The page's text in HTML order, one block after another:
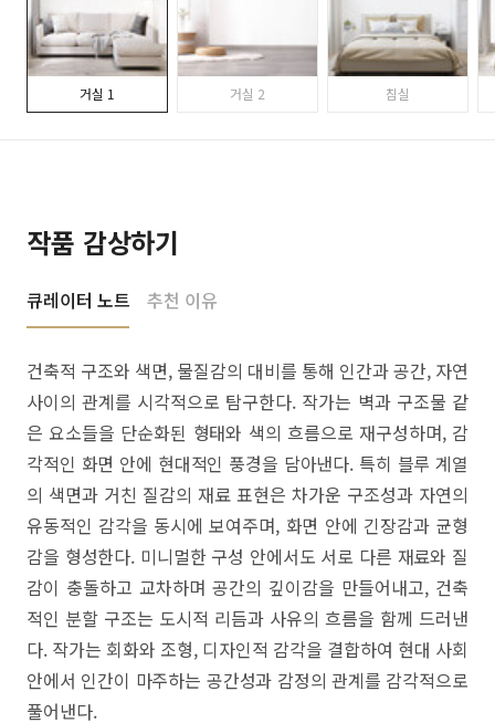
거실 1 거실 2 침실
작품 감상하기
큐레이터 노트 추천 이유
건축적 구조와 색면, 물질감의 대비를 통해 인간과 공간, 자연
사이의 관계를 시각적으로 탐구한다. 작가는 벽과 구조물 같
은 요소들을 단순화된 형태와 색의 흐름으로 재구성하며, 감
각적인 화면 안에 현대적인 풍경을 담아낸다. 특히 블루 계열
의 색면과 거친 질감의 재료 표현은 차가운 구조성과 자연의
유동적인 감각을 동시에 보여주며, 화면 안에 긴장감과 균형
감을 형성한다. 미니멀한 구성 안에서도 서로 다른 재료와 질
감이 충돌하고 교차하며 공간의 깊이감을 만들어내고, 건축
적인 분할 구조는 도시적 리듬과 사유의 흐름을 함께 드러낸
다. 작가는 회화와 조형, 디자인적 감각을 결합하여 현대 사회
안에서 인간이 마주하는 공간성과 감정의 관계를 감각적으로
풀어낸다.